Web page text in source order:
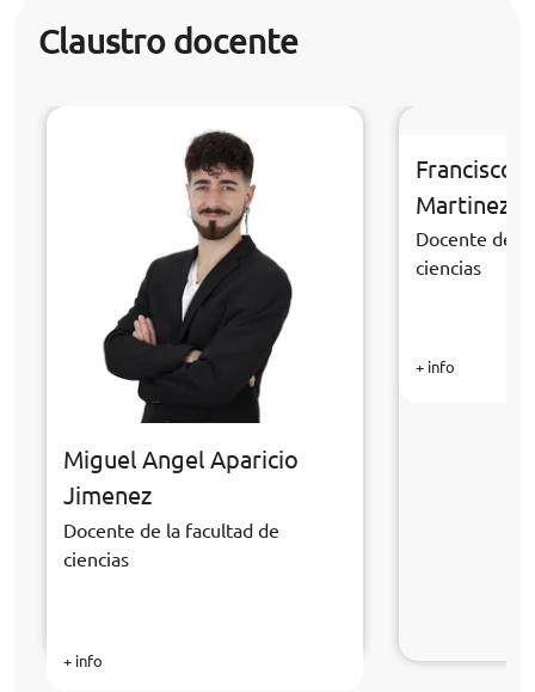
Claustro docente
Miguel Angel Aparicio
Jimenez
Docente de la facultad de
ciencias
+ info
Francisco
Martinez
Docente de
ciencias
+ info